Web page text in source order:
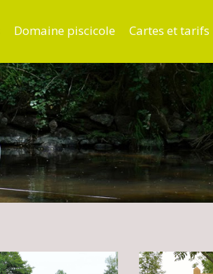
Domaine piscicole Cartes et tarifs